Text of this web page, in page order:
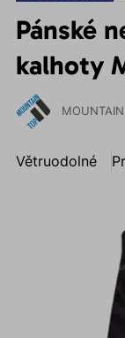
Pánské
kalhoty
Větruodolné